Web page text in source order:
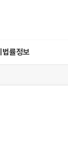
법률정보